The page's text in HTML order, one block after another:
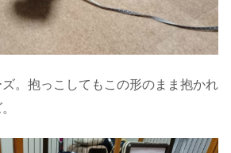
。抱っこしてもこの形のまま抱かれ